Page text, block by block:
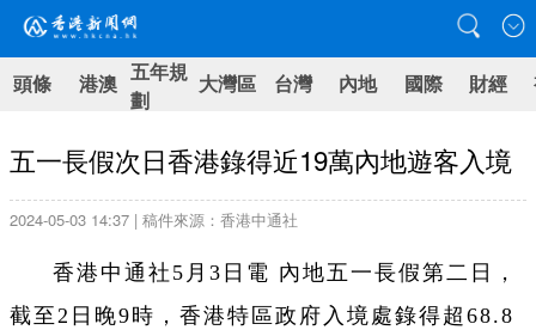
頭條 港澳 五年規
劃
大灣區 台灣 內地 國際 財經
五一長假次日香港錄得近19萬內地遊客入境
2024-05-03 14:37 | 稿件來源：香港中通社
香港中通社5月3日電 內地五一長假第二日，
截至2日晚9時，香港特區政府入境處錄得超68.8